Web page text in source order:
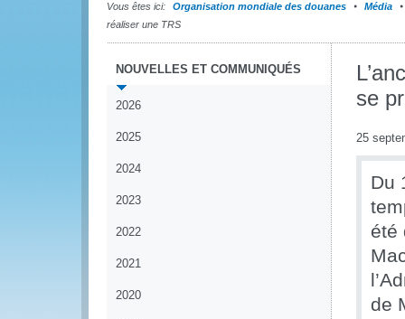
Vous êtes ici: Organisation mondiale des douanes
Média
réaliser une TRS
NOUVELLES ET COMMUNIQUÉS
2026
2025
2024
2023
2022
2021
2020
se
25
Du
été
de